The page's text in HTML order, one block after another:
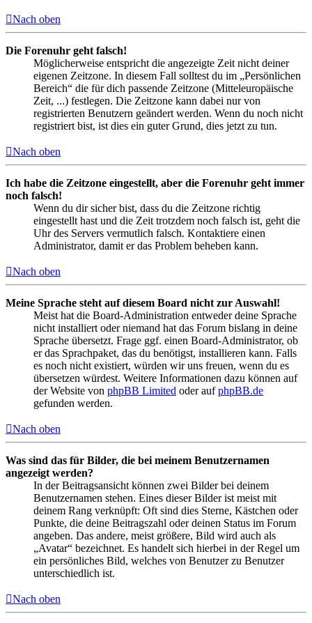
Nach oben
Die Forenuhr geht falsch!
Möglicherweise entspricht die angezeigte Zeit nicht deiner
eigenen Zeitzone. In diesem Fall solltest du im „Persönlichen
Bereich“ die für dich passende Zeitzone (Mitteleuropäische
Zeit, ...) festlegen. Die Zeitzone kann dabei nur von
registrierten Benutzern geändert werden. Wenn du noch nicht
registriert bist, ist dies ein guter Grund, dies jetzt zu tun.
Nach oben
Ich habe die Zeitzone eingestellt, aber die Forenuhr geht immer
noch falsch!
Wenn du dir sicher bist, dass du die Zeitzone richtig
eingestellt hast und die Zeit trotzdem noch falsch ist, geht die
Uhr des Servers vermutlich falsch. Kontaktiere einen
Administrator, damit er das Problem beheben kann.
Nach oben
Meine Sprache steht auf diesem Board nicht zur Auswahl!
Meist hat die Board-Administration entweder deine Sprache
nicht installiert oder niemand hat das Forum bislang in deine
Sprache übersetzt. Frage ggf. einen Board-Administrator, ob
er das Sprachpaket, das du benötigst, installieren kann. Falls
es noch nicht existiert, würden wir uns freuen, wenn du es
übersetzen würdest. Weitere Informationen dazu können auf
der Website von phpBB Limited oder aufphpBB.de
gefunden werden.
Nach oben
Was sind das für Bilder, die bei meinem Benutzernamen
angezeigt werden?
In der Beitragsansicht können zwei Bilder bei deinem
Benutzernamen stehen. Eines dieser Bilder ist meist mit
deinem Rang verknüpft: Oft sind dies Sterne, Kästchen oder
Punkte, die deine Beitragszahl oder deinen Status im Forum
angeben. Das andere, meist größere, Bild wird auch als
„Avatar“ bezeichnet. Es handelt sich hierbei in der Regel um
ein persönliches Bild, welches von Benutzer zu Benutzer
unterschiedlich ist.
Nach oben